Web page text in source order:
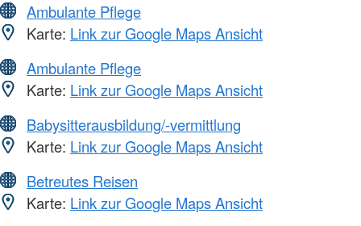
Ambulante Pflege
Karte: Link zur Google Maps Ansicht
Ambulante Pflege
Karte: Link zur Google Maps Ansicht
Babysitterausbildung/-vermittlung
Karte: Link zur Google Maps Ansicht
Betreutes Reisen
Karte: Link zur Google Maps Ansicht